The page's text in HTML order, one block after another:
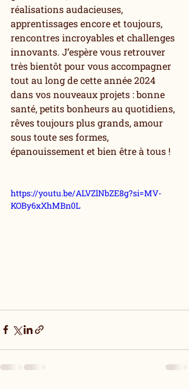
réalisations audacieuses,
apprentissages encore et toujours,
rencontres incroyables et challenges
innovants. J’espère vous retrouver
très bientôt pour vous accompagner
tout au long de cette année 2024
dans vos nouveaux projets : bonne
santé, petits bonheurs au quotidiens,
rêves toujours plus grands, amour
sous toute ses formes,
épanouissement et bien être à tous !
https://youtu.be/ALVZlNbZE8g?si=MV-
KOBy6xXhMBn0L